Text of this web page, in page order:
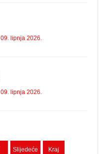
09. lipnja 2026.
09. lipnja 2026.
Slijedeće Kraj